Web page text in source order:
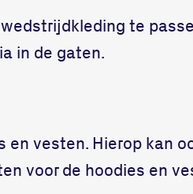
te
in de gaten.
vesten. Hierop kan
voor de hoodies en